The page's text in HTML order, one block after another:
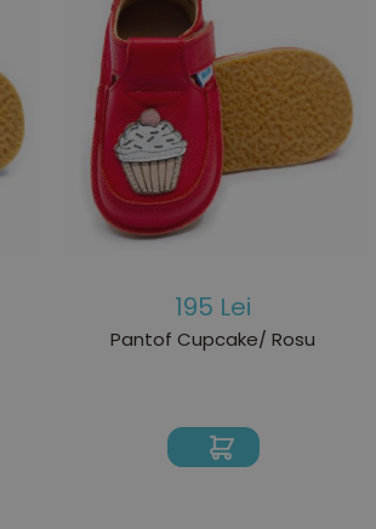
195 Lei
Pantof Cupcake/ Rosu